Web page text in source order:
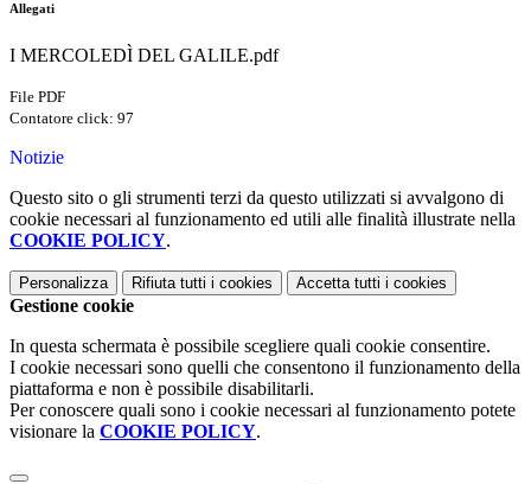
Allegati
I MERCOLEDÌ DEL GALILE.pdf
File PDF
Contatore click: 97
Notizie
Questo sito o gli strumenti terzi da questo utilizzati si avvalgono di
cookie necessari al funzionamento ed utili alle finalità illustrate nella
COOKIE POLICY.
Personalizza Rifiuta tutti i cookies Accetta tutti i cookies
Gestione cookie
In questa schermata è possibile scegliere quali cookie consentire.
I cookie necessari sono quelli che consentono il funzionamento della
piattaforma e non è possibile disabilitarli.
Per conoscere quali sono i cookie necessari al funzionamento potete
visionare la COOKIE POLICY.